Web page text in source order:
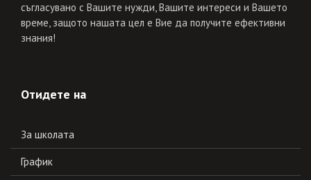
съгласувано с Вашите нужди, Вашите интереси и Вашето
време, защото нашата цел е Вие да получите ефективни
знания!
Отидете на
За школата
График